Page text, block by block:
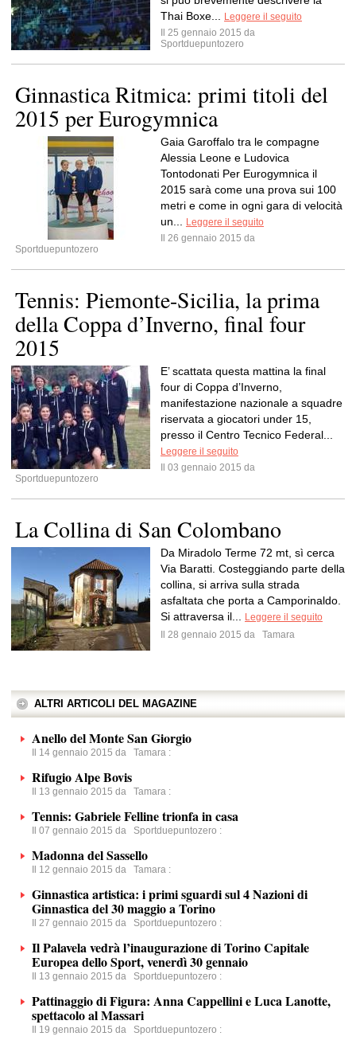
Thai Boxe...
Leggere il seguito
Il 25 gennaio 2015 da
Sportduepuntozero
Ginnastica Ritmica: primi titoli del
2015 per Eurogymnica
Gaia Garoffalo tra le compagne
Alessia Leone e Ludovica
Tontodonati Per Eurogymnica il
2015 sarà come una prova sui 100
metri e come in ogni gara di velocità
un...
Leggere il seguito
Il 26 gennaio 2015 da
Sportduepuntozero
Tennis: Piemonte-Sicilia, la prima
della Coppa d’Inverno, final four
2015
E’ scattata questa mattina la final
four di Coppa d’Inverno,
manifestazione nazionale a squadre
riservata a giocatori under 15,
presso il Centro Tecnico Federal...
Leggere il seguito
Il 03 gennaio 2015 da
Sportduepuntozero
La Collina di San Colombano
Da Miradolo Terme 72 mt, sì cerca
Via Baratti. Costeggiando parte della
collina, si arriva sulla strada
asfaltata che porta a Camporinaldo.
Si attraversa il...
Leggere il seguito
Il 28 gennaio 2015 da
Tamara
ALTRI ARTICOLI DEL MAGAZINE
Anello del Monte San Giorgio
Il 14 gennaio 2015 da Tamara :
Rifugio Alpe Bovis
Il 13 gennaio 2015 da Tamara :
Tennis: Gabriele Felline trionfa in casa
Il 07 gennaio 2015 da Sportduepuntozero :
Madonna del Sassello
Il 12 gennaio 2015 da Tamara :
Ginnastica artistica: i primi sguardi sul 4 Nazioni di
Ginnastica del 30 maggio a Torino
Il 27 gennaio 2015 da Sportduepuntozero :
Il Palavela vedrà l’inaugurazione di Torino Capitale
Europea dello Sport, venerdì 30 gennaio
Il 13 gennaio 2015 da Sportduepuntozero :
Pattinaggio di Figura: Anna Cappellini e Luca Lanotte,
spettacolo al Massari
Il 19 gennaio 2015 da Sportduepuntozero :